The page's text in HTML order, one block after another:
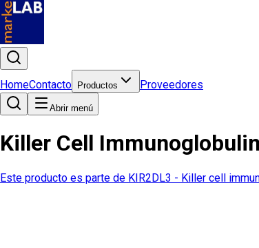
HomeContacto Productos Proveedores
Abrir menú
Killer Cell
Este producto es parte de KIR2DL3 - Killer cell